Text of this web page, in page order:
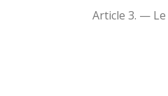
Article 3. —